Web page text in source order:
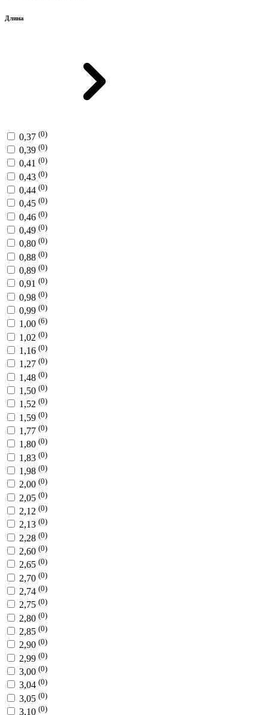
Длина
0,37 (0)
0,39 (0)
0,41 (0)
0,43 (0)
0,44 (0)
0,45 (0)
0,46 (0)
0,49 (0)
0,80 (0)
0,88 (0)
0,89 (0)
0,91 (0)
0,98 (0)
0,99 (0)
1,00 (6)
1,02 (0)
1,16 (0)
1,27 (0)
1,48 (0)
1,50 (0)
1,52 (0)
1,59 (0)
1,77 (0)
1,80 (0)
1,83 (0)
1,98 (0)
2,00 (0)
2,05 (0)
2,12 (0)
2,13 (0)
2,28 (0)
2,60 (0)
2,65 (0)
2,70 (0)
2,74 (0)
2,75 (0)
2,80 (0)
2,85 (0)
2,90 (0)
2,99 (0)
3,00 (0)
3,04 (0)
3,05 (0)
3,10 (0)